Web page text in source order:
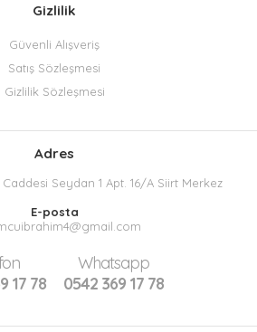
Gizlilik
Güvenli Alışveriş
Satış Sözleşmesi
Gizlilik Sözleşmesi
Adres
Seydan 1 Apt. 16/A Siirt Merkez
E-posta
17 78
Whatsapp
0542 369 17 78